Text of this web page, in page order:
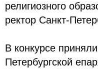
религиозного
ректор Санкт-
В конкурсе
Петербургской